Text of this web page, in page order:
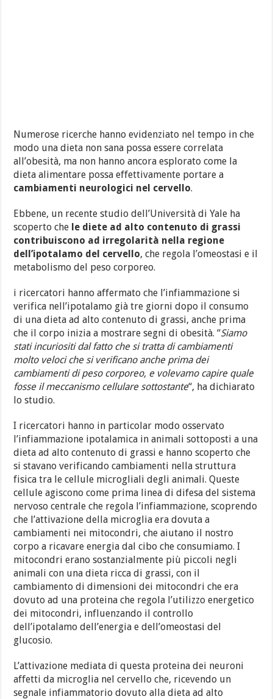
Numerose ricerche hanno evidenziato nel tempo in che
modo una dieta non sana possa essere correlata
all’obesità, ma non hanno ancora esplorato come la
dieta alimentare possa effettivamente portare a
cambiamenti neurologici nel cervello.
Ebbene, un recente studio dell’Università di Yale ha
scoperto che le diete ad alto contenuto di grassi
contribuiscono ad irregolarità nella regione
dell’ipotalamo del cervello, che regola l’omeostasi e il
metabolismo del peso corporeo.
i ricercatori hanno affermato che l’infiammazione si
verifica nell’ipotalamo già tre giorni dopo il consumo
di una dieta ad alto contenuto di grassi, anche prima
che il corpo inizia a mostrare segni di obesità. “Siamo
stati incuriositi dal fatto che si tratta di cambiamenti
molto veloci che si verificano anche prima dei
cambiamenti di peso corporeo, e volevamo capire quale
fosse il meccanismo cellulare sottostante“, ha dichiarato
lo studio.
I ricercatori hanno in particolar modo osservato
l’infiammazione ipotalamica in animali sottoposti a una
dieta ad alto contenuto di grassi e hanno scoperto che
si stavano verificando cambiamenti nella struttura
fisica tra le cellule microgliali degli animali. Queste
cellule agiscono come prima linea di difesa del sistema
nervoso centrale che regola l’infiammazione, scoprendo
che l’attivazione della microglia era dovuta a
cambiamenti nei mitocondri, che aiutano il nostro
corpo a ricavare energia dal cibo che consumiamo. I
mitocondri erano sostanzialmente più piccoli negli
animali con una dieta ricca di grassi, con il
cambiamento di dimensioni dei mitocondri che era
dovuto ad una proteina che regola l’utilizzo energetico
dei mitocondri, influenzando il controllo
dell’ipotalamo dell’energia e dell’omeostasi del
glucosio.
L’attivazione mediata di questa proteina dei neuroni
affetti da microglia nel cervello che, ricevendo un
segnale infiammatorio dovuto alla dieta ad alto